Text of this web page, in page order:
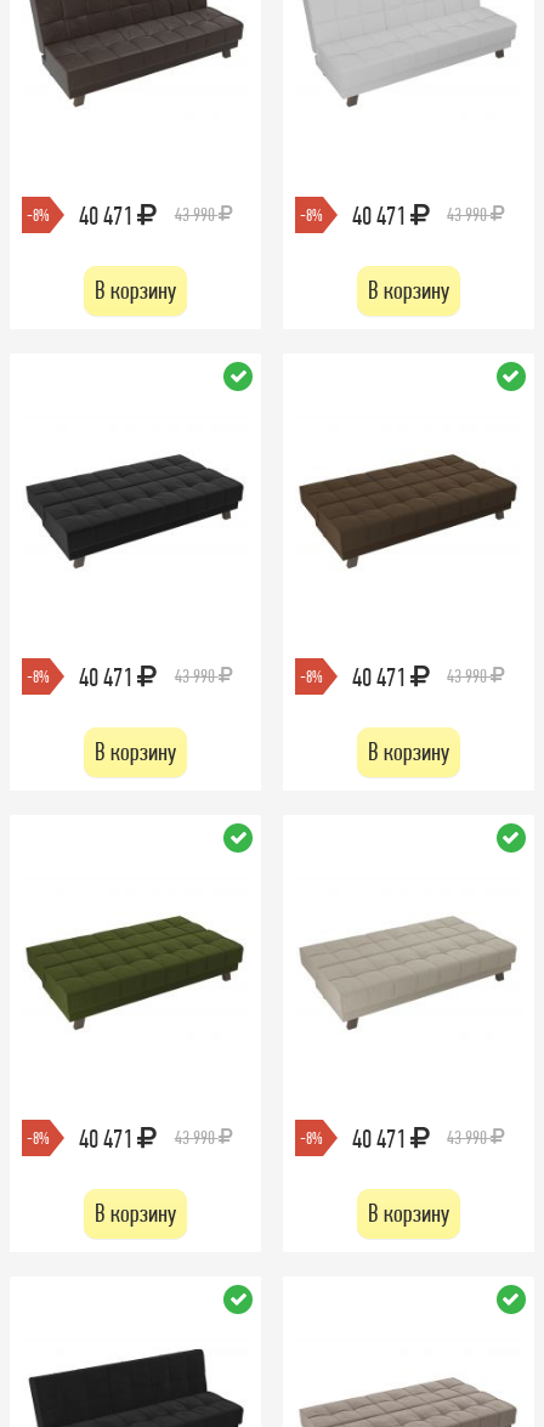
-8% 40 471 43 990
В корзину
-8% 40 471 43 990
В корзину
-8% 40 471 43 990
В корзину
-8% 40 471 43 990
В корзину
-8% 40 471 43 990
В корзину
-8% 40 471 43 990
В корзину